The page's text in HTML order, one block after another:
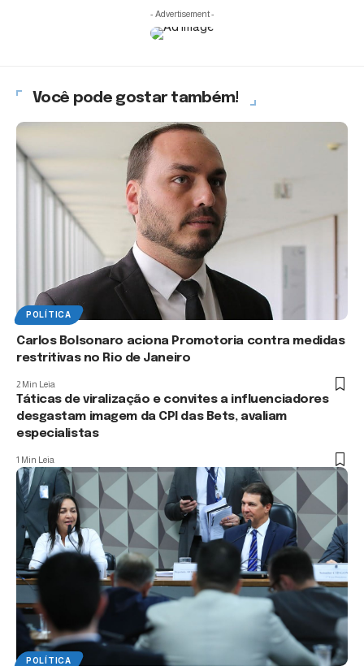
- Advertisement -
Você pode gostar também!
POLÍTICA
Carlos Bolsonaro aciona Promotoria contra medidas
restritivas no Rio de Janeiro
2 Min Leia
Táticas de viralização e convites a influenciadores
desgastam imagem da CPI das Bets, avaliam
especialistas
1 Min Leia
POLÍTICA